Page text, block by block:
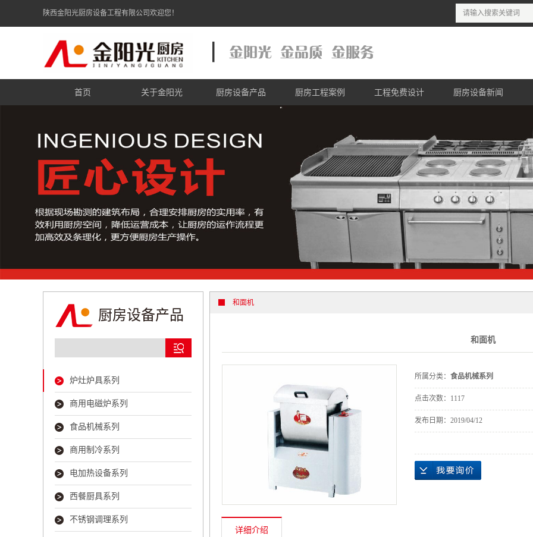
陕西金阳光厨房设备工程有限公司欢迎您！
首页 关于金阳光
金阳光资质
金阳光zhuanli证书
厨房设备产品
商用电磁炉系列
电加热设备系列
西餐厨具系列
通风环保系列
厨房工程案例
连锁餐饮工程案例
医院厨房工程案例
学校厨房工程案例
单位厨房工程案例
工程免费设计
商用厨房设计流程
商用厨房免费设计
厨房设备新闻
行业新闻
厨房设备产品
炉灶炉具系列
商用电磁炉系列
食品机械系列
商用制冷系列
电加热设备系列
西餐厨具系列
不锈钢调理系列
和面机
和面机
所属分类： 食品机械系列
点击次数： 1117
发布日期： 2019/04/12
详细介绍